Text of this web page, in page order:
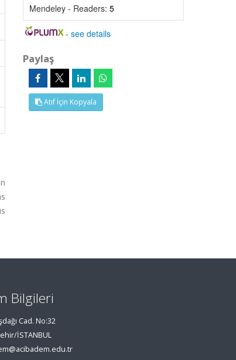
Mendeley - Readers: 5
-see details
Paylaş
Atıf İçin Kopyala
Bilgileri
Cad. No:32
İSTANBUL